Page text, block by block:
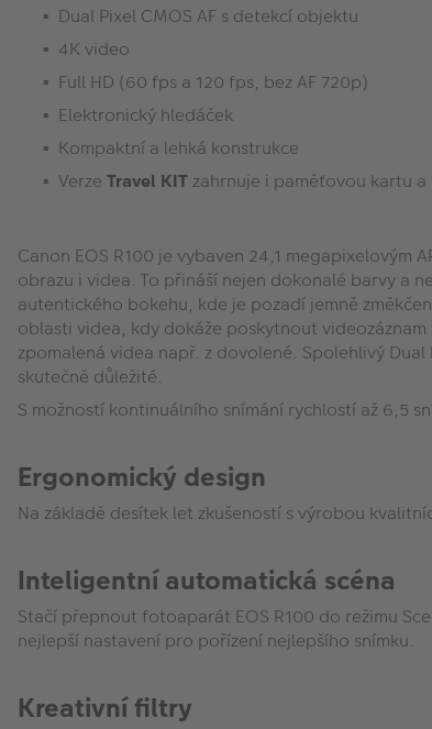
Dual Pixel CMOS AF s detekcí objektu
4K video
Full HD (60 fps a 120 fps, bez AF 720p)
Elektronický hledáček
Kompaktní a lehká konstrukce
Verze Travel KIT zahrnuje i paměťovou kartu
Canon EOS R100 je vybaven 24,1
obrazu i videa. To přináší nejen dokonalé barvy a
autentického bokehu, kde je pozadí jemně
oblasti videa, kdy dokáže poskytnout
zpomalená videa např. z dovolené. Spolehlivý
skutečně důležité.
S možností kontinuálního snímání rychlostí až 6,5
Ergonomický design
Na základě desítek let zkušeností s výrobou
Inteligentní automatická scéna
Stačí přepnout fotoaparát EOS R100 do režimu
nejlepší nastavení pro pořízení nejlepšího snímku.
Kreativní filtry